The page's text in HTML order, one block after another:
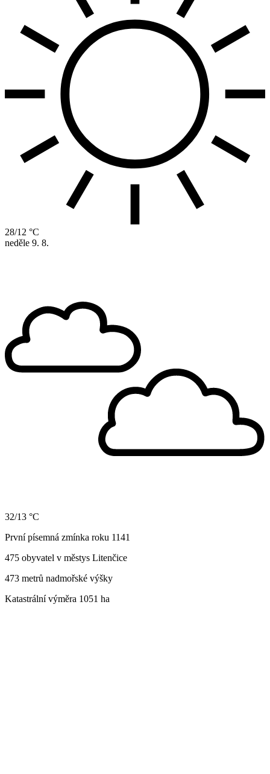
28/12 °C
neděle 9. 8.
32/13 °C
První písemná zmínka roku 1141
475 obyvatel v městys Litenčice
473 metrů nadmořské výšky
Katastrální výměra 1051 ha